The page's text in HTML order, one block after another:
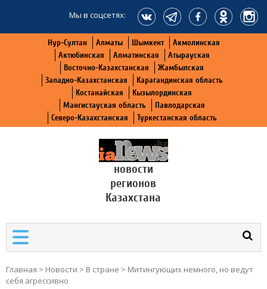
Мы в соцсетях:
Нур-Султан Алматы Шымкент
Акмолинская
Актюбинская
Алматинская
Атырауская
Восточно-Казахстанская
Жамбылская
Западно-Казахстанская
Карагандинская область
Костанайская
Кызылординская
Мангистауская область
Павлодарская
Северо-Казахстанская
Туркестанская область
новости
регионов
Казахстана
Главная > Новости > В стране > Митингующих немного, но ведут
себя агрессивно